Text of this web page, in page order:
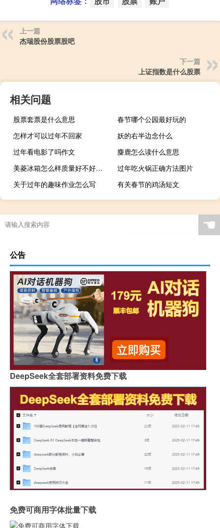
上一篇
杰瑞股份股票股吧
下一篇
上证指数是什么股票
相关问题
股票套票是什么意思
春节哪个公园最好玩的
怎样才可以过年不回家
妖的右半边念什么
过年看电影了吗作文
麋鹿怎么读什么意思
美菱冰箱怎么样质量好不好（美菱冰箱怎么样）
过年吃火锅正确方法图片
关于过年的趣味作业怎么写
有关春节的鸡汤短文
☚
公告
DeepSeek全套部署资料免费下载
免费可商用字体批量下载